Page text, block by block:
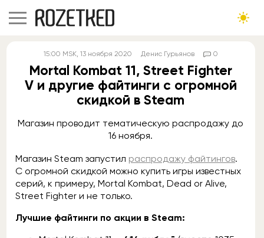
15:00 MSK, 13 ноября 2020 Денис Гурьянов 0
Mortal Kombat 11, Street Fighter
V и другие файтинги с огромной
скидкой в Steam
Магазин проводит тематическую распродажу до
16 ноября.
Магазин Steam запустил распродажу файтингов.
С огромной скидкой можно купить игры известных
серий, к примеру, Mortal Kombat, Dead or Alive,
Street Fighter и не только.
Лучшие файтинги по акции в Steam: